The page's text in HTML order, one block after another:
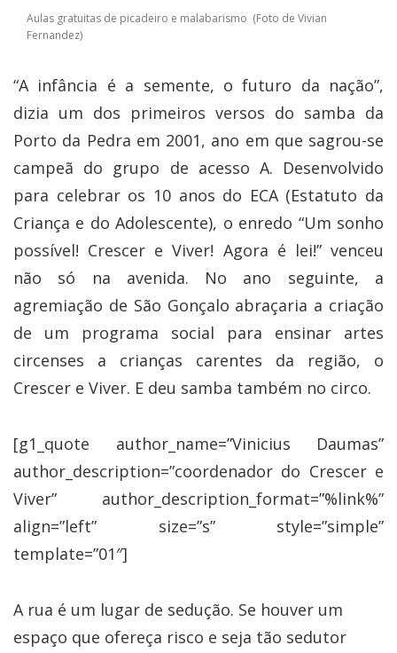
Aulas gratuitas de picadeiro e malabarismo (Foto de Vivian
Fernandez)
“A infância é a semente, o futuro da nação”,
dizia um dos primeiros versos do samba da
Porto da Pedra em 2001, ano em que sagrou-se
campeã do grupo de acesso A. Desenvolvido
para celebrar os 10 anos do ECA (Estatuto da
Criança e do Adolescente), o enredo “Um sonho
possível! Crescer e Viver! Agora é lei!” venceu
não só na avenida. No ano seguinte, a
agremiação de São Gonçalo abraçaria a criação
de um programa social para ensinar artes
circenses a crianças carentes da região, o
Crescer e Viver. E deu samba também no circo.
[g1_quote author_name=”Vinicius Daumas”
author_description=”coordenador do Crescer e
Viver” author_description_format=”%link%”
align=”left” size=”s” style=”simple”
template=”01″]
A rua é um lugar de sedução. Se houver um
espaço que ofereça risco e seja tão sedutor